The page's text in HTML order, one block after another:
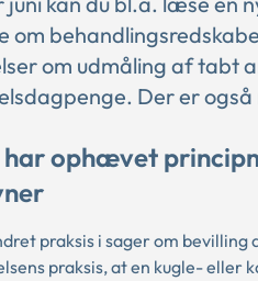
om
om udmåling af tabt
Der er også
ophævet
praksis i sager om
praksis, at en kugle- eller